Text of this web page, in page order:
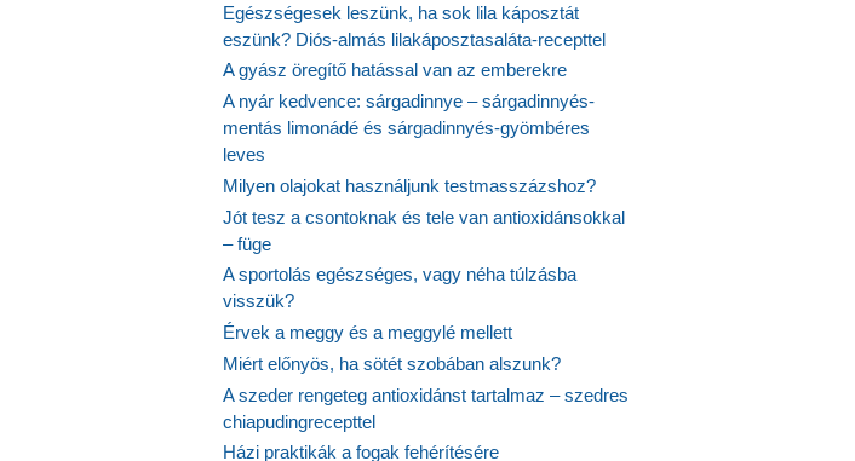
Egészségesek leszünk, ha sok lila káposztát
eszünk? Diós-almás lilakáposztasaláta-recepttel
A gyász öregítő hatással van az emberekre
A nyár kedvence: sárgadinnye – sárgadinnyés-
mentás limonádé és sárgadinnyés-gyömbéres
leves
Milyen olajokat használjunk testmasszázshoz?
Jót tesz a csontoknak és tele van antioxidánsokkal
– füge
A sportolás egészséges, vagy néha túlzásba
visszük?
Érvek a meggy és a meggylé mellett
Miért előnyös, ha sötét szobában alszunk?
A szeder rengeteg antioxidánst tartalmaz – szedres
chiapudingrecepttel
Házi praktikák a fogak fehérítésére